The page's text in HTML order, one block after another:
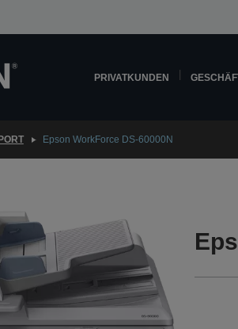
PRIVATKUNDEN
Epson WorkForce DS-60000N